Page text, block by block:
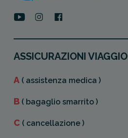
ASSICURAZIONI VIAGGIO
A ( assistenza medica )
B ( bagaglio smarrito )
C ( cancellazione )